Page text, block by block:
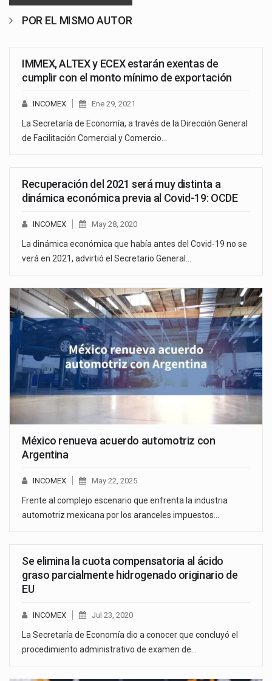
POR EL MISMO AUTOR
IMMEX, ALTEX y ECEX estarán exentas de
cumplir con el monto mínimo de exportación
INCOMEX Ene 29, 2021
La Secretaría de Economía, a través de la Dirección General
de Facilitación Comercial y Comercio…
Recuperación del 2021 será muy distinta a
dinámica económica previa al Covid-19: OCDE
INCOMEX May 28, 2020
La dinámica económica que había antes del Covid-19 no se
verá en 2021, advirtió el Secretario General…
México renueva acuerdo automotriz con
Argentina
INCOMEX May 22, 2025
Frente al complejo escenario que enfrenta la industria
automotriz mexicana por los aranceles impuestos…
Se elimina la cuota compensatoria al ácido
graso parcialmente hidrogenado originario de
EU
INCOMEX Jul 23, 2020
La Secretaría de Economía dio a conocer que concluyó el
procedimiento administrativo de examen de…